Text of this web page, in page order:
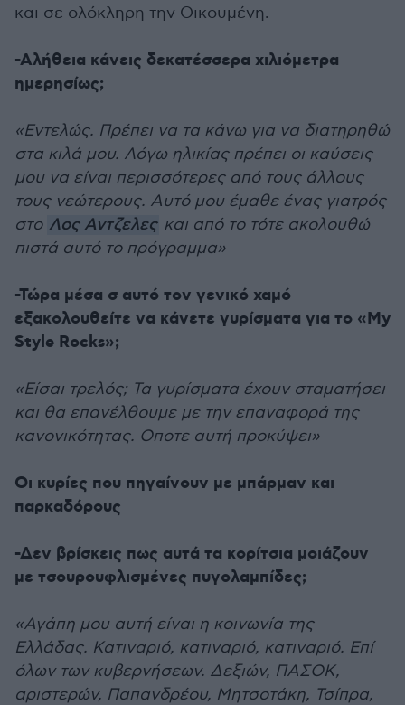
και σε ολόκληρη την Οικουμένη.
-Αλήθεια κάνεις δεκατέσσερα χιλιόμετρα
ημερησίως;
«Εντελώς. Πρέπει να τα κάνω για να διατηρηθώ
στα κιλά μου. Λόγω ηλικίας πρέπει οι καύσεις
μου να είναι περισσότερες από τους άλλους
τους νεώτερους. Αυτό μου έμαθε ένας γιατρός
στο Λος Αντζελες και από το τότε ακολουθώ
πιστά αυτό το πρόγραμμα»
-Τώρα μέσα σ αυτό τον γενικό χαμό
εξακολουθείτε να κάνετε γυρίσματα για το «My
Style Rocks»;
«Είσαι τρελός; Τα γυρίσματα έχουν σταματήσει
και θα επανέλθουμε με την επαναφορά της
κανονικότητας. Οποτε αυτή προκύψει»
Οι κυρίες που πηγαίνουν με μπάρμαν και
παρκαδόρους
-Δεν βρίσκεις πως αυτά τα κορίτσια μοιάζουν
με τσουρουφλισμένες πυγολαμπίδες;
«Αγάπη μου αυτή είναι η κοινωνία της
Ελλάδας. Κατιναριό, κατιναριό, κατιναριό. Επί
όλων των κυβερνήσεων. Δεξιών, ΠΑΣΟΚ,
αριστερών, Παπανδρέου, Μητσοτάκη, Τσίπρα,